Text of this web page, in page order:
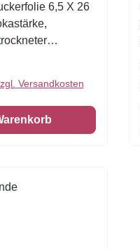
6,5 X 26
Gummi arabicum
Versandkosten